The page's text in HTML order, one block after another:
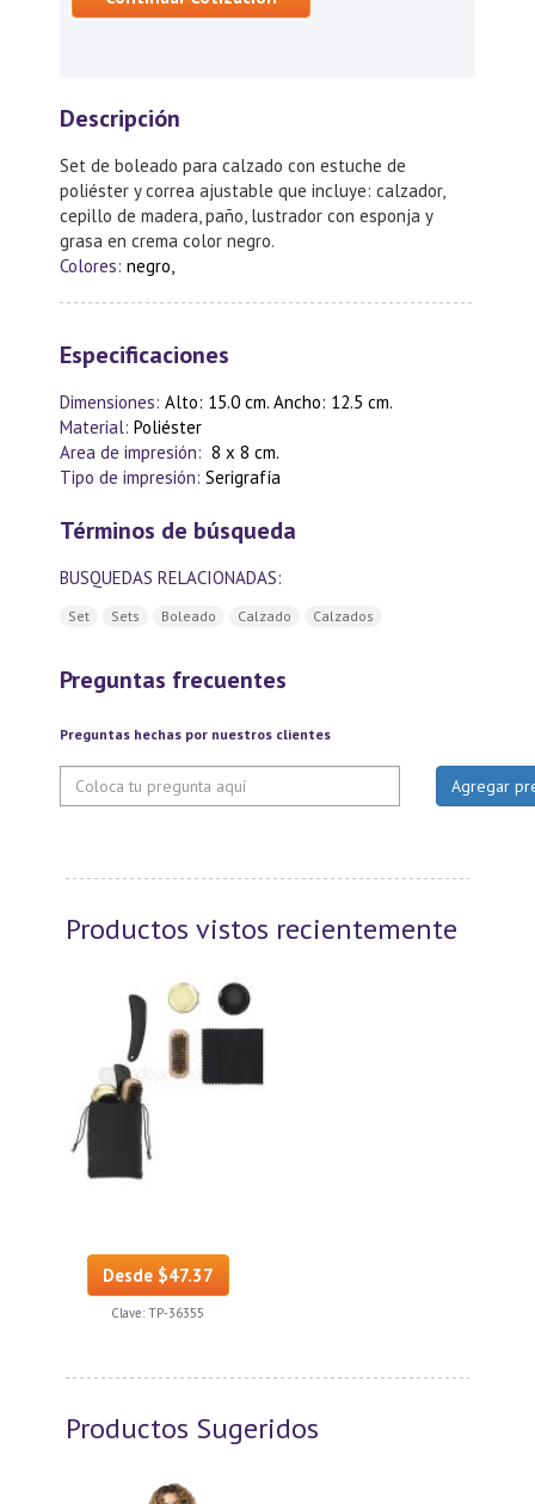
Descripción
Set de boleado para calzado con estuche de
poliéster y correa ajustable que incluye: calzador,
cepillo de madera, paño, lustrador con esponja y
grasa en crema color negro.
Colores: negro,
Especificaciones
Dimensiones: Alto: 15.0 cm. Ancho: 12.5 cm.
Material: Poliéster
Area de impresión: 8 x 8 cm.
Tipo de impresión: Serigrafía
Términos de búsqueda
BUSQUEDAS RELACIONADAS:
Set Sets Boleado Calzado Calzados
Preguntas frecuentes
Preguntas hechas por nuestros clientes
Productos vistos recientemente
Desde $47.37
Clave: TP-36355
Productos Sugeridos